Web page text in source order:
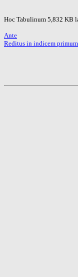
Hoc Tabulinum 5,832 KB
Ante
Reditus in indicem primum